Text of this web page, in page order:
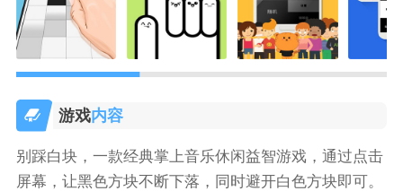
游戏内容
别踩白块，一款经典掌上音乐休闲益智游戏，通过点击
屏幕，让黑色方块不断下落，同时避开白色方块即可。